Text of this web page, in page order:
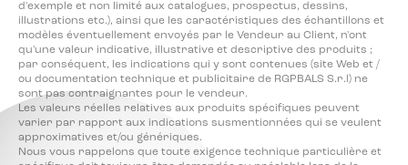
d'exemple et non limité aux catalogues, prospectus, dessins,
illustrations etc.), ainsi que les caractéristiques des échantillons et
modèles éventuellement envoyés par le Vendeur au Client, n'ont
qu'une valeur indicative, illustrative et descriptive des produits ;
par conséquent, les indications qui y sont contenues (site Web et /
ou documentation technique et publicitaire de RGPBALS S.r.l) ne
sont pas contraignantes pour le vendeur.
Les valeurs réelles relatives aux produits spécifiques peuvent
varier par rapport aux indications susmentionnées qui se veulent
approximatives et/ou génériques.
Nous vous rappelons que toute exigence technique particulière et